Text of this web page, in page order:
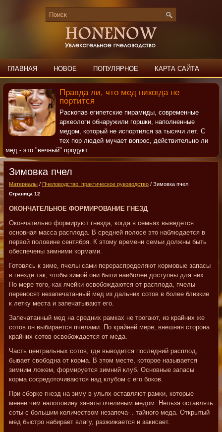
ГЛАВНАЯ НОВОЕ ПОПУЛЯРНОЕ КАРТА САЙТА
ПОИСК КОНТАКТЫ
Правда ли, что мед никогда не
портится
Раскопав египетские пирамиды, современные
археологи обнаружили горшки, наполненные
медом, который не испортился за тысячи лет. С
тех пор людей мучает вопрос, действительно ли
мед - это "вечный" продукт.
Зимовка пчел
Материалы / Пчеловодство: практическое руководство / Зимовка пчел
Страница 12
ОКОНЧАТЕЛЬНОЕ ФОРМИРОВАНИЕ ГНЕЗД
Окончательно формируют гнезда, когда в семьях выведется
основная масса расплода. В средней полосе это наблюдается в
первой половине сентября. К этому времени семьи должны быть
обеспечены зимними кормами.
Готовясь к зиме, пчелы сами перераспределяют кормовые запасы
в гнезде так, чтобы зимой они были наиболее доступны для них.
По мере того, как ячейки освобождаются от расплода, пчелы
переносят незапечатанный мед из дальних сотов в более близкие
к летку места и запечатывают его.
Запечатанный мед на средних рамках не трогают, из крайних же
сотов он выбирается пчелами. По крайней мере, внешняя сторона
крайних сотов освобождается от меда.
Часть центральных сотов, где выводится последний расплод,
бывает свободна от корма. В этом месте, которое называется
зимним ложем, формируется зимний клуб. Основные запасы
корма сосредоточиваются над клубом с его боков.
При сборке гнезд на зиму в ульях оставляют рамки, которые
менее чем наполовину заняты пчелиным медом. Нельзя оставлять
соты с большим количеством незапеча- . тайного меда. Открытый
мед быстро набирает влагу, разжижается и закисает.